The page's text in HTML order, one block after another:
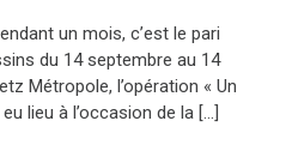
un mois, c’est le pari
du 14 septembre au 14
Métropole, l’opération « Un
lieu à l’occasion de la […]